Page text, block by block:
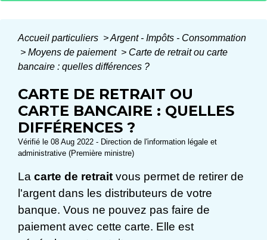
Accueil particuliers >Argent - Impôts - Consommation
> Moyens de paiement > Carte de retrait ou carte
bancaire : quelles différences ?
CARTE DE RETRAIT OU
CARTE BANCAIRE : QUELLES
DIFFÉRENCES ?
Vérifié le 08 Aug 2022 - Direction de l'information légale et
administrative (Première ministre)
La carte de retrait vous permet de retirer de
l'argent dans les distributeurs de votre
banque. Vous ne pouvez pas faire de
paiement avec cette carte. Elle est